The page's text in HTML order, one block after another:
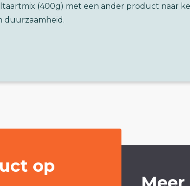
(400g) met een ander product naar
duurzaamheid.
op